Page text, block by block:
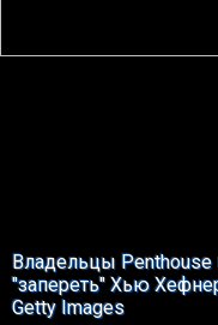
Владельцы Penthouse
"запереть" Хью
Getty Images